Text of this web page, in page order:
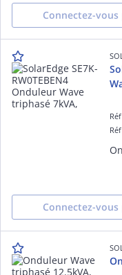
Connectez-
Connectez-